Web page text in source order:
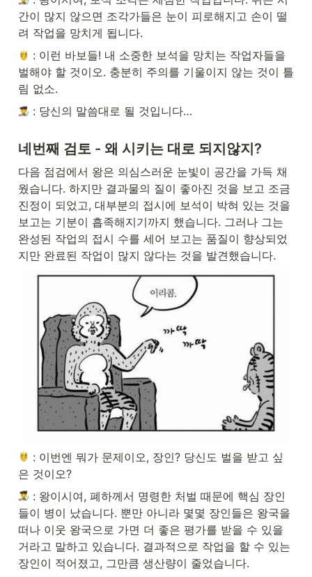
간이 많지 않으면 조각가들은 눈이 피로해지고 손이 떨
려 작업을 망치게 됩니다.
: 이런 바보들! 내 소중한 보석을 망치는 작업자들을
벌해야 할 것이오. 충분히 주의를 기울이지 않는 것이 틀
림 없소.
: 당신의 말씀대로 될 것입니다…
네번째 검토 - 왜 시키는 대로 되지않지?
다음 점검에서 왕은 의심스러운 눈빛이 공간을 가득 채
웠습니다. 하지만 결과물의 질이 좋아진 것을 보고 조금
진정이 되었고, 대부분의 접시에 보석이 박혀 있는 것을
보고는 기분이 흡족해지기까지 했습니다. 그러나 그는
완성된 작업의 접시 수를 세어 보고는 품질이 향상되었
지만 완료된 작업이 많지 않다는 것을 발견했습니다.
: 이번엔 뭐가 문제이오, 장인? 당신도 벌을 받고 싶
은 것이오?
: 왕이시여, 폐하께서 명령한 처벌 때문에 핵심 장인
들이 병이 났습니다. 뿐만 아니라 몇몇 장인들은 왕국을
떠나 이웃 왕국으로 가면 더 좋은 평가를 받을 수 있을
거라고 말하고 있습니다. 결과적으로 작업을 할 수 있는
장인이 적어졌고, 그만큼 생산량이 줄었습니다.